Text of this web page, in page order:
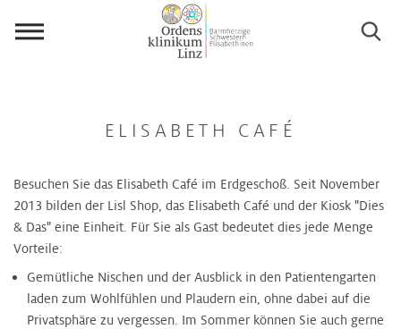
ELISABETH CAFÉ
Besuchen Sie das Elisabeth Café im Erdgeschoß. Seit November
2013 bilden der Lisl Shop, das Elisabeth Café und der Kiosk "Dies
& Das" eine Einheit. Für Sie als Gast bedeutet dies jede Menge
Vorteile:
Gemütliche Nischen und der Ausblick in den Patientengarten
laden zum Wohlfühlen und Plaudern ein, ohne dabei auf die
Privatsphäre zu vergessen. Im Sommer können Sie auch gerne